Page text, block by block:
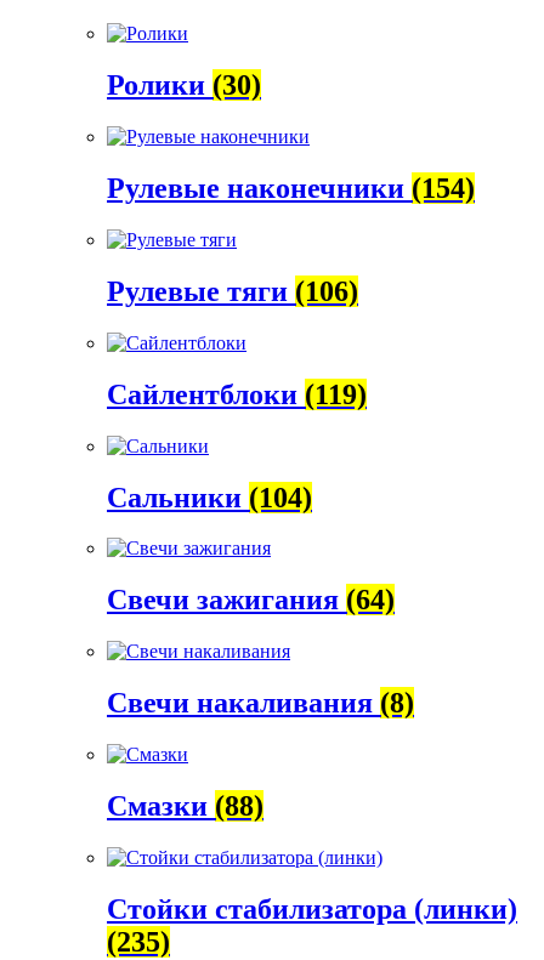
Ролики (30)
Рулевые наконечники (154)
Рулевые тяги (106)
Сайлентблоки (119)
Сальники (104)
Свечи зажигания (64)
Свечи накаливания (8)
Смазки (88)
Стойки стабилизатора (линки)
(235)